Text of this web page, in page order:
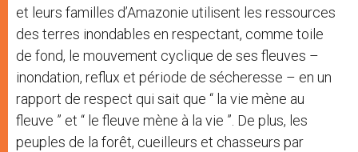
et leurs familles d’Amazonie utilisent les ressources
des terres inondables en respectant, comme toile
de fond, le mouvement cyclique de ses fleuves –
inondation, reflux et période de sécheresse – en un
rapport de respect qui sait que “ la vie mène au
fleuve ” et “ le fleuve mène à la vie ”. De plus, les
peuples de la forêt, cueilleurs et chasseurs par